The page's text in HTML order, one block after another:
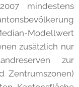
mindestens
Modellwert
zusätzlich nur
zur
Zentrumszonen)